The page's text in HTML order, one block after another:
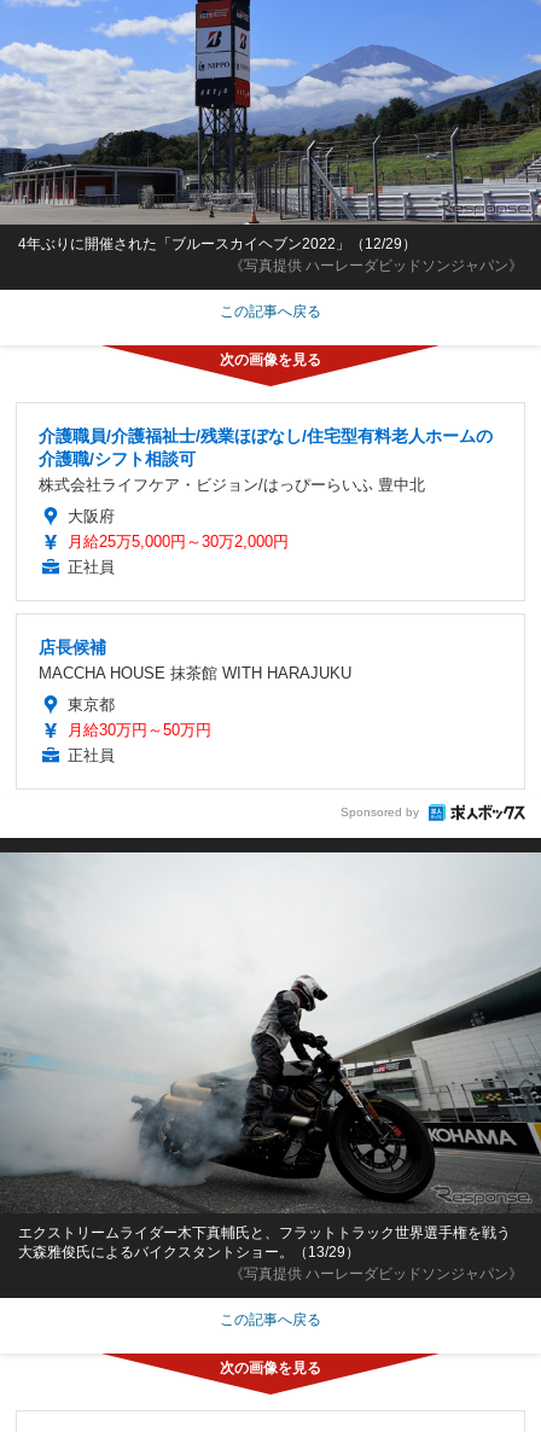
《写真提供 ハーレーダビッドソンジャパン》
4年ぶりに開催された「ブルースカイヘブン2022」（12/29）
この記事へ戻る
介護職員/介護福祉士/残業ほぼなし/住宅型有料老人ホームの
介護職/シフト相談可
株式会社ライフケア・ビジョン/はっぴーらいふ 豊中北
大阪府
月給25万5,000円～30万2,000円
正社員
店長候補
MACCHA HOUSE 抹茶館 WITH HARAJUKU
東京都
月給30万円～50万円
正社員
Sponsored by
《写真提供 ハーレーダビッドソンジャパン》
エクストリームライダー木下真輔氏と、フラットトラック世界選手権を戦う
大森雅俊氏によるバイクスタントショー。（13/29）
この記事へ戻る